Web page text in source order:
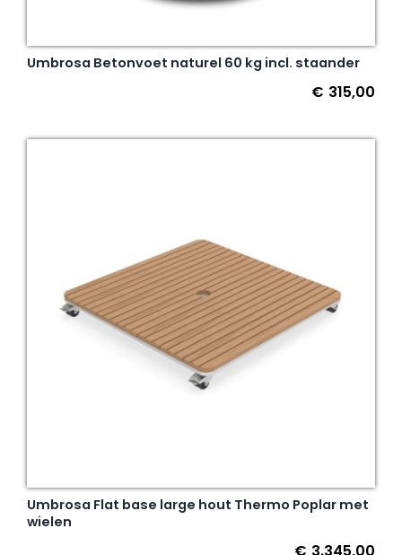
Umbrosa Betonvoet naturel 60 kg incl. staander
€ 315,00
Umbrosa Flat base large hout Thermo Poplar met
wielen
€ 3.345,00